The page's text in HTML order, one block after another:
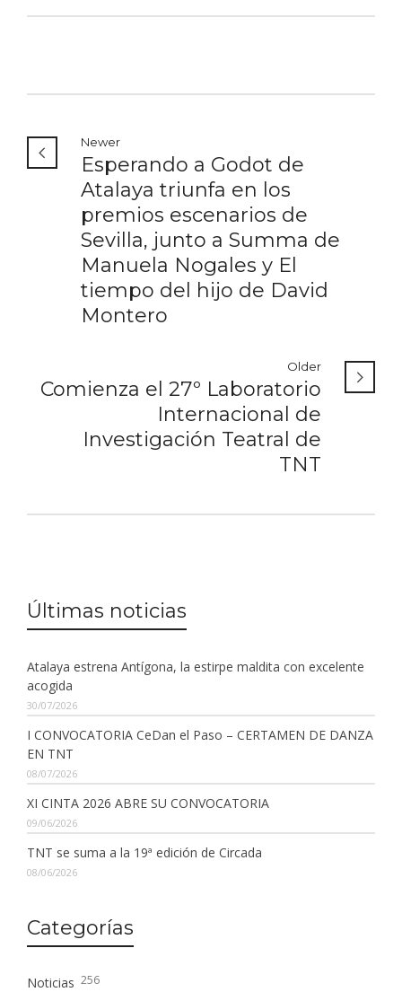
Newer
Esperando a Godot de
Atalaya triunfa en los
premios escenarios de
Sevilla, junto a Summa de
Manuela Nogales y El
tiempo del hijo de David
Montero
Older
Comienza el 27º Laboratorio
Internacional de
Investigación Teatral de
TNT
Últimas noticias
Atalaya estrena Antígona, la estirpe maldita con excelente
acogida
30/07/2026
I CONVOCATORIA CeDan el Paso – CERTAMEN DE DANZA
EN TNT
08/07/2026
XI CINTA 2026 ABRE SU CONVOCATORIA
09/06/2026
TNT se suma a la 19ª edición de Circada
08/06/2026
Categorías
Noticias 256